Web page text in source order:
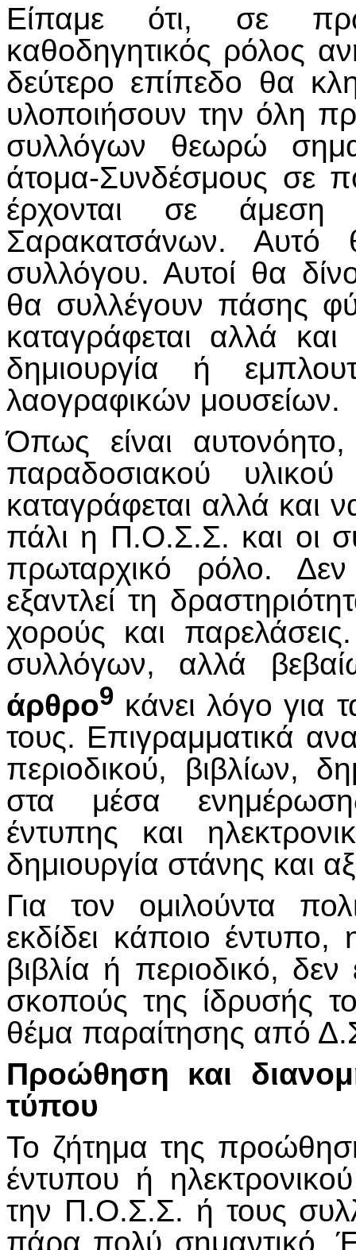
Είπαμε ότι, σε
καθοδηγητικός ρόλος
δεύτερο επίπεδο θα
υλοποιήσουν την όλη
συλλόγων θεωρώ
άτομα-Συνδέσμους σε
έρχονται σε
Σαρακατσάνων. Αυτό
συλλόγου. Αυτοί θα
θα συλλέγουν πάσης
καταγράφεται αλλά και
δημιουργία ή
λαογραφικών μουσείων.
Όπως είναι
παραδοσιακού
καταγράφεται αλλά και
πάλι η Π.Ο.Σ.Σ. και οι
πρωταρχικό ρόλο.
εξαντλεί τη
χορούς και
συλλόγων, αλλά
άρθρο9 κάνει λόγο για
τους. Επιγραμματικά
περιοδικού, βιβλίων,
στα μέσα
έντυπης και
δημιουργία στάνης και
Για τον ομιλούντα
εκδίδει κάποιο έντυπο,
βιβλία ή περιοδικό,
σκοπούς της ίδρυσής
θέμα παραίτησης από
Προώθηση και
τύπου
Το ζήτημα της
έντυπου ή
την Π.Ο.Σ.Σ. ή τους
πάρα πολύ σημαντικό.